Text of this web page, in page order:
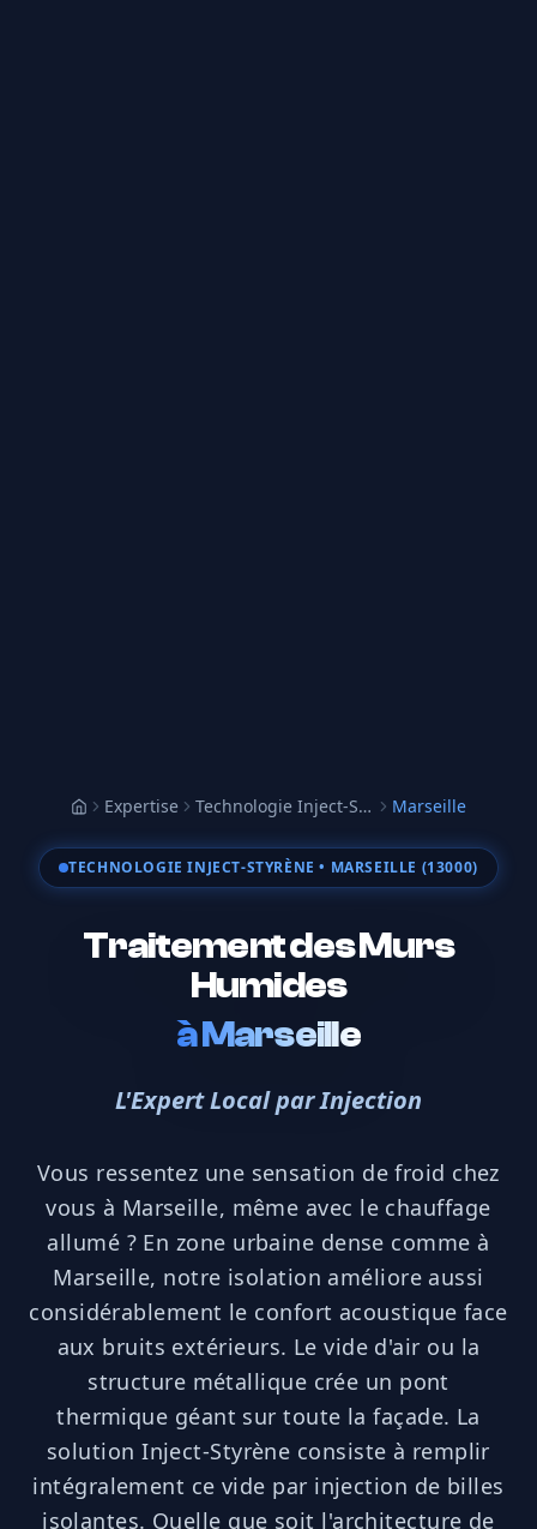
AccueilExpertise Technologie Inject-Styrène Marseille
TECHNOLOGIE INJECT-STYRÈNE • MARSEILLE (13000)
Traitement des Murs
Humides
àMarseille
L'Expert Local par Injection
Vous ressentez une sensation de froid chez
vous à Marseille, même avec le chauffage
allumé ? En zone urbaine dense comme à
Marseille, notre isolation améliore aussi
considérablement le confort acoustique face
aux bruits extérieurs. Le vide d'air ou la
structure métallique crée un pont
thermique géant sur toute la façade. La
solution Inject-Styrène consiste à remplir
intégralement ce vide par injection de billes
isolantes. Quelle que soit l'architecture de